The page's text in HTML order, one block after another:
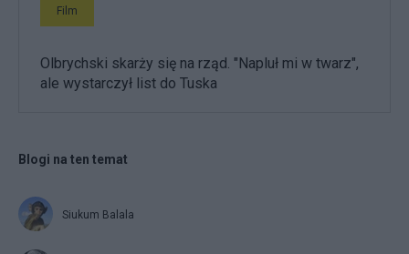
Film
Olbrychski skarży się na rząd. "Napluł mi w twarz",
ale wystarczył list do Tuska
Blogi na ten temat
Siukum Balala